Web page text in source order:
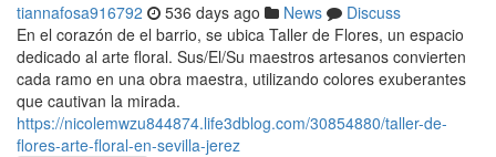
tiannafosa916792 536 days ago News
Discuss
En el corazón de el barrio, se ubica Taller de Flores, un espacio
dedicado al arte floral. Sus/El/Su maestros artesanos convierten
cada ramo en una obra maestra, utilizando colores exuberantes
que cautivan la mirada.
https://nicolemwzu844874.life3dblog.com/30854880/taller-de-
flores-arte-floral-en-sevilla-jerez